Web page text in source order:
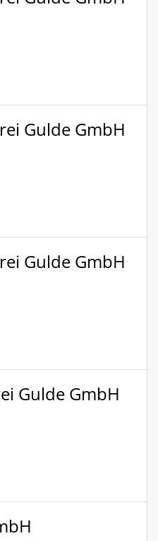
Gulde GmbH
Gulde GmbH
Gulde GmbH